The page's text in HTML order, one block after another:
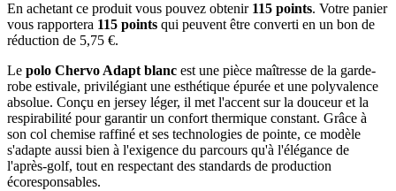
En achetant ce produit vous pouvez obtenir 115 points. Votre panier
vous rapportera 115 points qui peuvent être converti en un bon de
réduction de 5,75 €.
Le polo Chervo Adapt blanc est une pièce maîtresse de la garde-
robe estivale, privilégiant une esthétique épurée et une polyvalence
absolue. Conçu en jersey léger, il met l'accent sur la douceur et la
respirabilité pour garantir un confort thermique constant. Grâce à
son col chemise raffiné et ses technologies de pointe, ce modèle
s'adapte aussi bien à l'exigence du parcours qu'à l'élégance de
l'après-golf, tout en respectant des standards de production
écoresponsables.